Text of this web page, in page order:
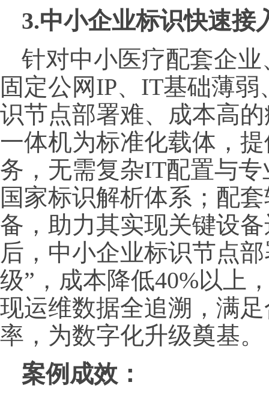
3.中小企业标识快速接
针对中小医疗配套企
固定公网IP、IT基础薄
识节点部署难、成本高
一体机为标准化载体，
务，无需复杂IT配置与
国家标识解析体系；配
备，助力其实现关键设
后，中小企业标识节点
级”，成本降低40%以上
现运维数据全追溯，满
率，为数字化升级奠基。
案例成效：